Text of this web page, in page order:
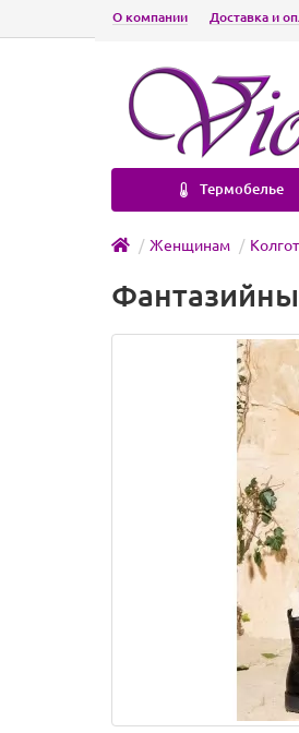
О компании Доставка и
Термобелье
Женщинам